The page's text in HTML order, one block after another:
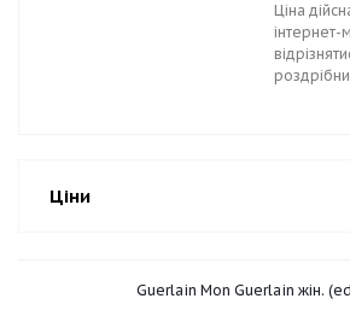
Ціна
інтернет-
Ціни
Guerlain Mon Guerlain жін.